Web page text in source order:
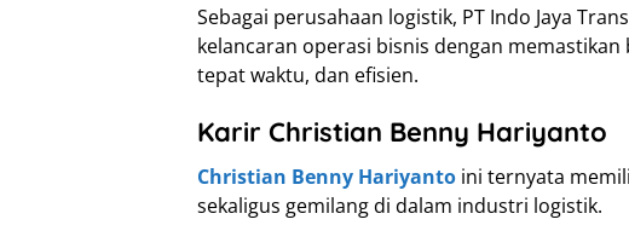
Sebagai perusahaan logistik, PT Indo Jaya
kelancaran operasi bisnis dengan
tepat waktu, dan efisien.
Karir Christian Benny Hariyanto
Christian Benny Hariyanto ini ternyata
sekaligus gemilang di dalam industri logistik.